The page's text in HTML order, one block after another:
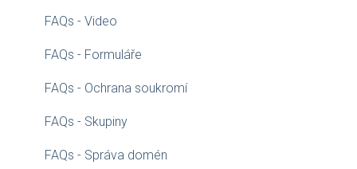
FAQs - Video
FAQs - Formuláře
FAQs - Ochrana soukromí
FAQs - Skupiny
FAQs - Správa domén